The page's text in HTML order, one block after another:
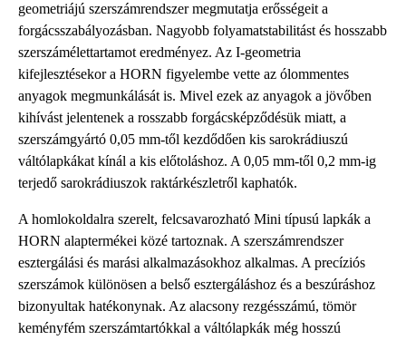
geometriájú szerszámrendszer megmutatja erősségeit a
forgácsszabályozásban. Nagyobb folyamatstabilitást és hosszabb
szerszámélettartamot eredményez. Az I-geometria
kifejlesztésekor a HORN figyelembe vette az ólommentes
anyagok megmunkálását is. Mivel ezek az anyagok a jövőben
kihívást jelentenek a rosszabb forgácsképződésük miatt, a
szerszámgyártó 0,05 mm-től kezdődően kis sarokrádiuszú
váltólapkákat kínál a kis előtoláshoz. A 0,05 mm-től 0,2 mm-ig
terjedő sarokrádiuszok raktárkészletről kaphatók.
A homlokoldalra szerelt, felcsavarozható Mini típusú lapkák a
HORN alaptermékei közé tartoznak. A szerszámrendszer
esztergálási és marási alkalmazásokhoz alkalmas. A precíziós
szerszámok különösen a belső esztergáláshoz és a beszúráshoz
bizonyultak hatékonynak. Az alacsony rezgésszámú, tömör
keményfém szerszámtartókkal a váltólapkák még hosszú